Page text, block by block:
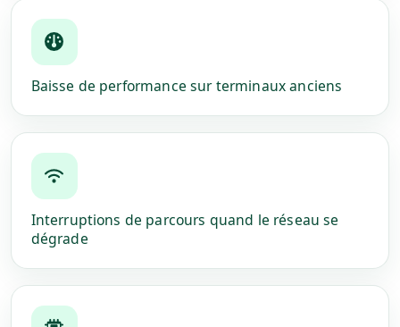
Baisse de performance sur terminaux anciens
Interruptions de parcours quand le réseau se
dégrade